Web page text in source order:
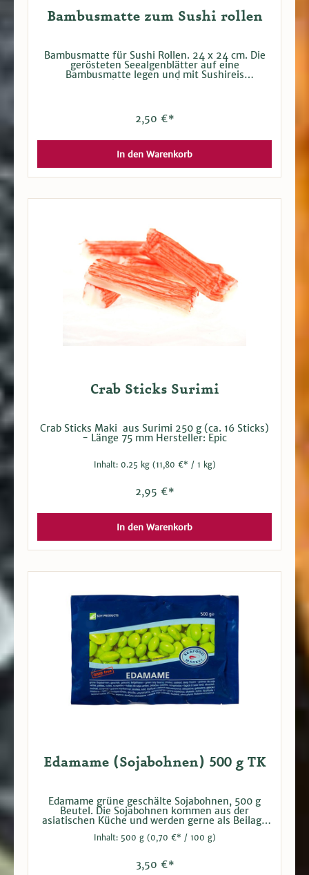
Bambusmatte zum Sushi rollen
Bambusmatte für Sushi Rollen. 24 x 24 cm. Die
gerösteten Seealgenblätter auf eine
Bambusmatte legen und mit Sushireis
bestreichen (ca. 1 cm hoch). In die Mitte die
2,50 €*
In den Warenkorb
Crab Sticks Surimi
Crab Sticks Maki aus Surimi 250 g (ca. 16 Sticks)
- Länge 75 mm Hersteller: Epic
Inhalt: 0.25 kg (11,80 €* / 1 kg)
2,95 €*
In den Warenkorb
Edamame (Sojabohnen) 500 g TK
Edamame grüne geschälte Sojabohnen, 500 g
Beutel. Die Sojabohnen kommen aus der
asiatischen Küche und werden gerne als Beilage
zum Sushi verwendet. Bei Versand tiefgefroren.
Inhalt: 500 g (0,70 €* / 100 g)
3,50 €*